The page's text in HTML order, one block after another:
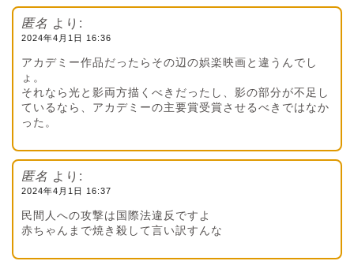
匿名 より:
2024年4月1日 16:36
アカデミー作品だったらその辺の娯楽映画と違うんでし
ょ。
それなら光と影両方描くべきだったし、影の部分が不足し
ているなら、アカデミーの主要賞受賞させるべきではなか
った。
匿名 より:
2024年4月1日 16:37
民間人への攻撃は国際法違反ですよ
赤ちゃんまで焼き殺して言い訳すんな